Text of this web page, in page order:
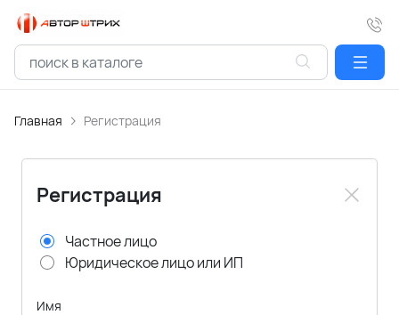
Главная Регистрация
Регистрация
Частное лицо
Юридическое лицо или ИП
Имя